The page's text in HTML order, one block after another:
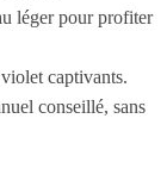
léger pour profiter
captivants.
conseillé, sans